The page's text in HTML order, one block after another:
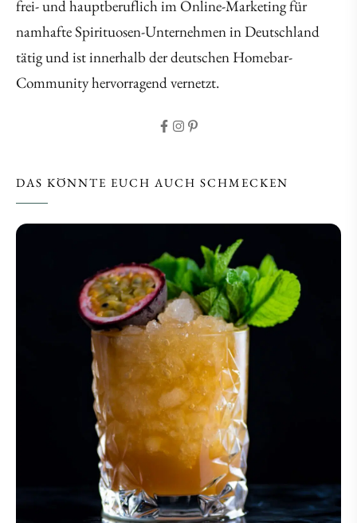
frei- und hauptberuflich im Online-Marketing für
namhafte Spirituosen-Unternehmen in Deutschland
tätig und ist innerhalb der deutschen Homebar-
Community hervorragend vernetzt.
DAS KÖNNTE EUCH AUCH SCHMECKEN